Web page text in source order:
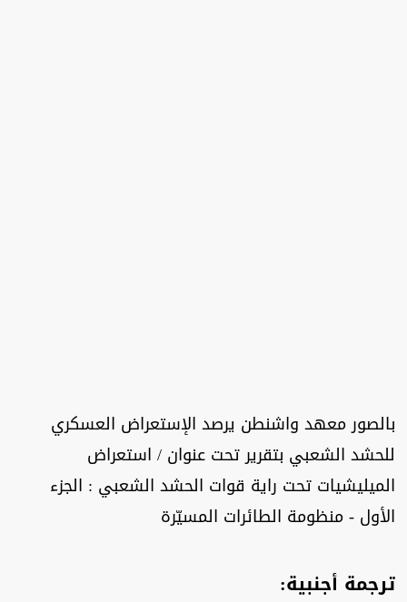
بالصور معهد واشنطن يرصد الإستعراض العسكري
للحشد الشعبي بتقرير تحت عنوان / استعراض
الميليشيات تحت راية قوات الحشد الشعبي : الجزء
الأول - منظومة الطائرات المسيّرة
ترجمة أجنبية: